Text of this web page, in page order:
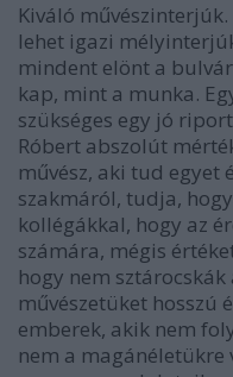
Kiváló
lehet igazi
mindent elönt a
kap, mint a munka.
szükséges egy jó
Róbert abszolút
művész, aki tud egyet
szakmáról, tudja,
kollégákkal, hogy az
számára, mégis
hogy nem
művészetüket
emberek, akik nem
nem a magánéletükre